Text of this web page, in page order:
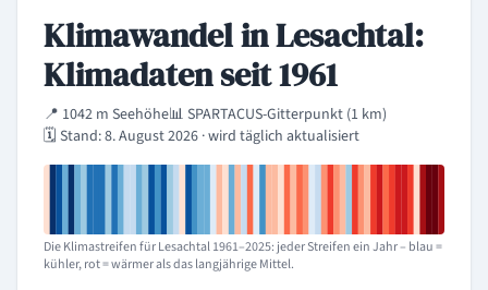
Klimawandel in Lesachtal:
Klimadaten seit 1961
📍 1042 m Seehöhe📊 SPARTACUS-Gitterpunkt (1 km)
🗓️ Stand: 8. August 2026 · wird täglich aktualisiert
Die Klimastreifen für Lesachtal 1961–2025: jeder Streifen ein Jahr – blau =
kühler, rot = wärmer als das langjährige Mittel.